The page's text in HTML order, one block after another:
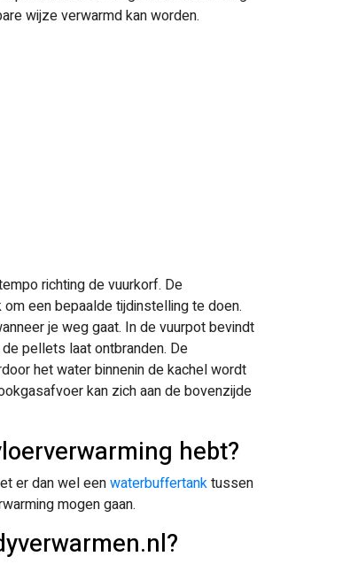
wijze verwarmd kan worden.
richting de vuurkorf. De
een bepaalde tijdinstelling te doen.
je weg gaat. In de vuurpot bevindt
pellets laat ontbranden. De
het water binnenin de kachel wordt
kan zich aan de bovenzijde
hebt?
er dan wel eenwaterbuffertanktussen
mogen gaan.